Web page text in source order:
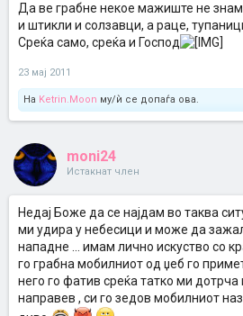
Да ве грабне некое мажиште не
и штикли и солзавци, а раце,
Среќа само, среќа и Господ
23 мај 2011
На Ketrin.Moon му/ѝ се допаѓа ова.
moni24
Истакнат член
Недај Боже да се најдам во таква
ми удира у небесици и може да
нападне ... имам лично искуство со
го грабна мобилниот од џеб го
него го фатив среќа татко ми
направев , си го зедов мобилниот